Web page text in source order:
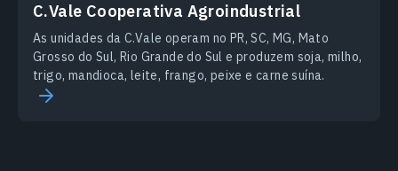
С.Vale Cooperativa Agroindustrial
As unidades da C.Vale operam no PR, SC, MG, Mato
Grosso do Sul, Rio Grande do Sul e produzem soja, milho,
trigo, mandioca, leite, frango, peixe e carne suína.